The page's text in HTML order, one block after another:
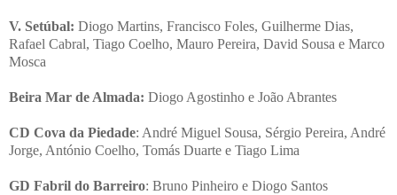
V. Setúbal: Diogo Martins, Francisco Foles, Guilherme Dias,
Rafael Cabral, Tiago Coelho, Mauro Pereira, David Sousa e Marco
Mosca
Beira Mar de Almada: Diogo Agostinho e João Abrantes
CD Cova da Piedade: André Miguel Sousa, Sérgio Pereira, André
Jorge, António Coelho, Tomás Duarte e Tiago Lima
GD Fabril do Barreiro: Bruno Pinheiro e Diogo Santos